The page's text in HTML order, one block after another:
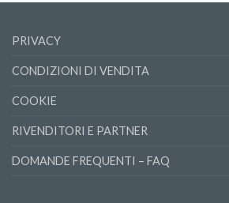
PRIVACY
CONDIZIONI DI VENDITA
COOKIE
RIVENDITORI E PARTNER
DOMANDE FREQUENTI – FAQ